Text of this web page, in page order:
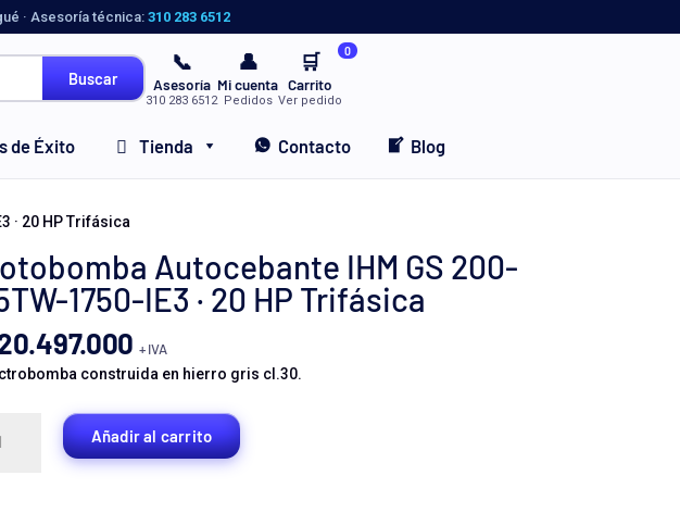
· Asesoría técnica: 310 283 6512
Buscar
📞
Asesoría
310 283 6512
👤
Mi cuenta
Pedidos
🛒 0
Carrito
Ver pedido
de Éxito Tienda Contacto Blog
· 20 HP Trifásica
Autocebante IHM GS 200-
1750-IE3 · 20 HP Trifásica
+ IVA
construida en hierro gris cl.30.
Añadir al carrito